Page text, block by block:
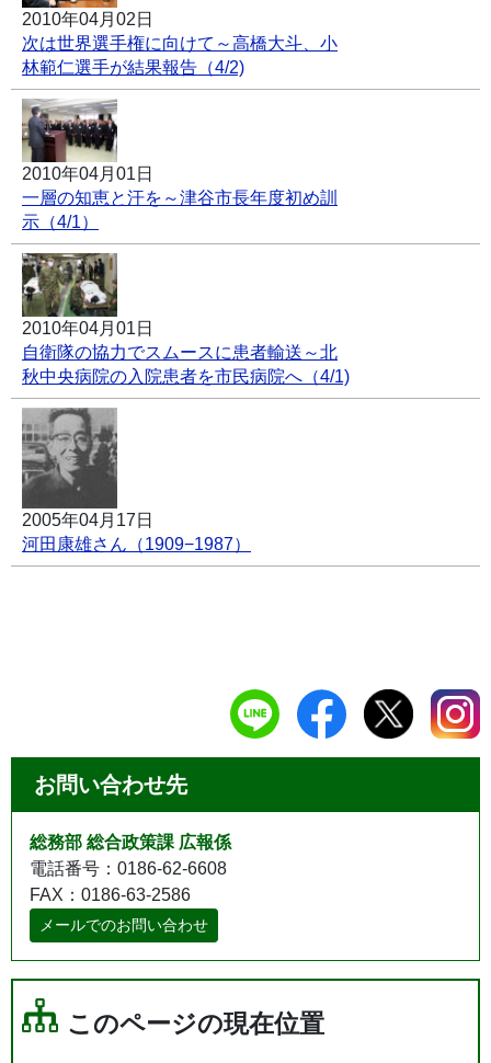
2010年04月02日
次は世界選手権に向けて～高橋大斗、小
林範仁選手が結果報告（4/2)
2010年04月01日
一層の知恵と汗を～津谷市長年度初め訓
示（4/1）
2010年04月01日
自衛隊の協力でスムースに患者輸送～北
秋中央病院の入院患者を市民病院へ（4/1)
2005年04月17日
河田康雄さん（1909−1987）
お問い合わせ先
総務部 総合政策課 広報係
電話番号：0186-62-6608
FAX：0186-63-2586
メールでのお問い合わせ
このページの現在位置